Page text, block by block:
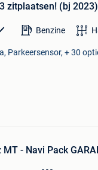
zitplaatsen! (bj 2023)
Benzine
Parkeersensor, + 30
- Navi Pack